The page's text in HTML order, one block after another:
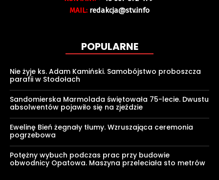
MAIL: redakcja@stv.info
POPULARNE
Nie żyje ks. Adam Kamiński. Samobójstwo proboszcza
parafii w Stodołach
Sandomierska Marmolada świętowała 75-lecie. Dwustu
absolwentów pojawiło się na zjeździe
Ewelinę Bień żegnały tłumy. Wzruszająca ceremonia
pogrzebowa
Potężny wybuch podczas prac przy budowie
obwodnicy Opatowa. Maszyna przeleciała sto metrów